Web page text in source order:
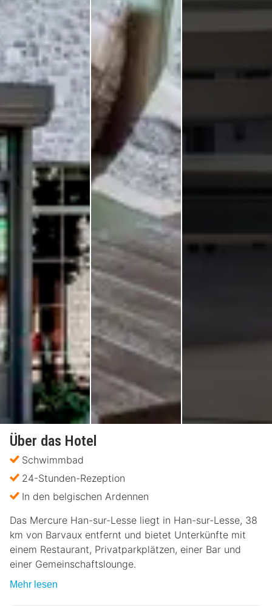
Über das Hotel
Schwimmbad
24-Stunden-Rezeption
In den belgischen Ardennen
Das Mercure Han-sur-Lesse liegt in Han-sur-Lesse, 38
km von Barvaux entfernt und bietet Unterkünfte mit
einem Restaurant, Privatparkplätzen, einer Bar und
einer Gemeinschaftslounge.
Mehr lesen